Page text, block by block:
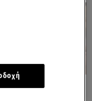
Το Αντικείμενο